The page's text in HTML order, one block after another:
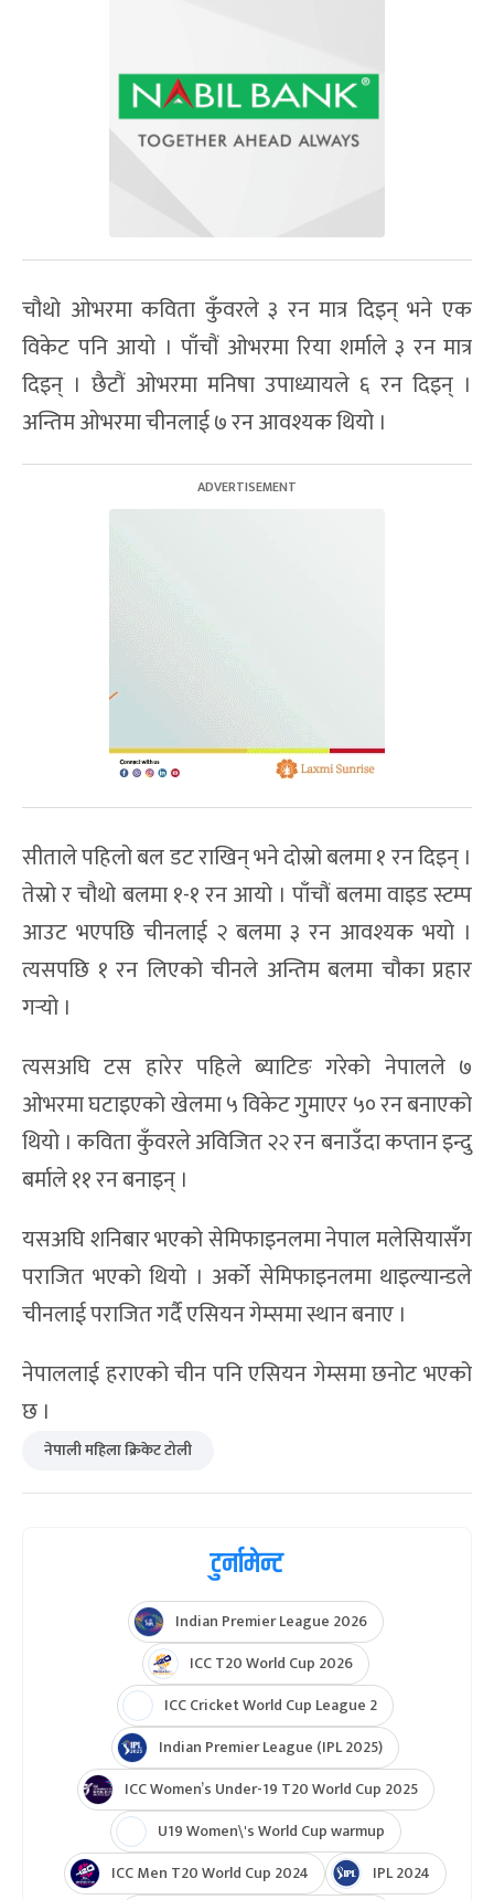
चौथो ओभरमा कविता कुँवरले ३ रन मात्र दिइन् भने एक
विकेट पनि आयो । पाँचौं ओभरमा रिया शर्माले ३ रन मात्र
दिइन् । छैटौं ओभरमा मनिषा उपाध्यायले ६ रन दिइन् ।
अन्तिम ओभरमा चीनलाई ७ रन आवश्यक थियो ।
सीताले पहिलो बल डट राखिन् भने दोस्रो बलमा १ रन दिइन् ।
तेस्रो र चौथो बलमा १-१ रन आयो । पाँचौं बलमा वाइड स्टम्प
आउट भएपछि चीनलाई २ बलमा ३ रन आवश्यक भयो ।
त्यसपछि १ रन लिएको चीनले अन्तिम बलमा चौका प्रहार
गर्‍यो ।
त्यसअघि टस हारेर पहिले ब्याटिङ गरेको नेपालले ७
ओभरमा घटाइएको खेलमा ५ विकेट गुमाएर ५० रन बनाएको
थियो । कविता कुँवरले अविजित २२ रन बनाउँदा कप्तान इन्दु
बर्माले ११ रन बनाइन् ।
यसअघि शनिबार भएको सेमिफाइनलमा नेपाल मलेसियासँग
पराजित भएको थियो । अर्को सेमिफाइनलमा थाइल्यान्डले
चीनलाई पराजित गर्दै एसियन गेम्समा स्थान बनाए ।
नेपाललाई हराएको चीन पनि एसियन गेम्समा छनोट भएको
छ ।
नेपाली महिला क्रिकेट टोली
टुर्नामेन्ट
Indian Premier League 2026
ICC T20 World Cup 2026
ICC Cricket World Cup League 2
Indian Premier League (IPL 2025)
ICC Women’s Under-19 T20 World Cup 2025
U19 Women\'s World Cup warmup
ICC Men T20 World Cup 2024
IPL 2024